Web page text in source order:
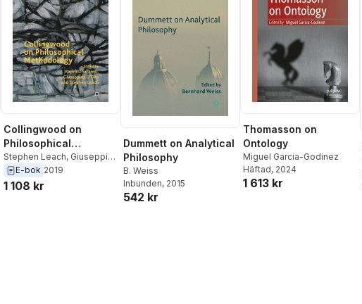
Collingwood on
Philosophical
Methodology
Stephen Leach, Giuseppina
D'Oro,Karim Dharamsi
E-bok 2019
1 108 kr
Dummett on Analytical
Philosophy
B. Weiss
Inbunden, 2015
542 kr
Thomasson on
Ontology
Miguel Garcia-Godinez
Häftad, 2024
1 613 kr